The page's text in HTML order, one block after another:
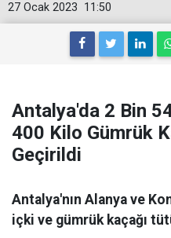
11:50
27 Ocak 2023
Antalya'da 2 Bin
400 Kilo Gümrük
Geçirildi
Antalya'nın Alanya ve
içki ve gümrük kaçağı